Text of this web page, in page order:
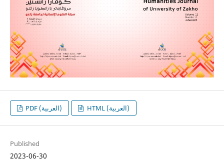
PDF (العربية) HTML (العربية)
Published
2023-06-30